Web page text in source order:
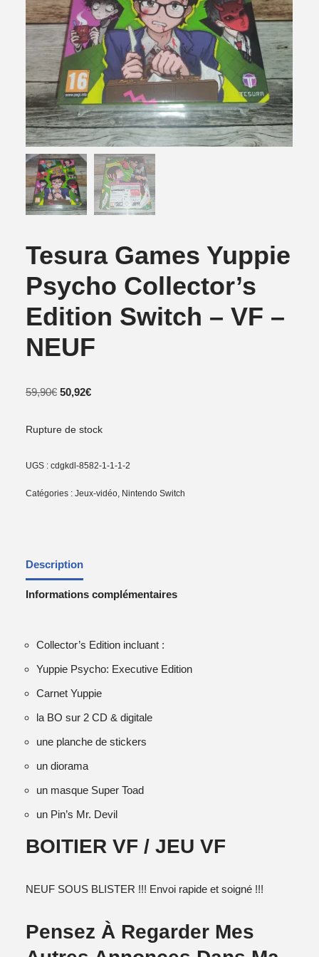
Tesura Games Yuppie
Psycho Collector’s
Edition Switch – VF –
NEUF
59,90€ 50,92€
Rupture de stock
UGS :cdgkdl-8582-1-1-1-2
Catégories :Jeux-vidéo, Nintendo Switch
Description
Informations complémentaires
Collector’s Edition incluant :
Yuppie Psycho: Executive Edition
Carnet Yuppie
la BO sur 2 CD & digitale
une planche de stickers
un diorama
un masque Super Toad
un Pin’s Mr. Devil
BOITIER VF / JEU VF
NEUF SOUS BLISTER !!! Envoi rapide et soigné !!!
Pensez À Regarder Mes